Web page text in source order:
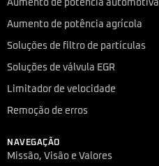
Aumento de potência automotiva
Aumento de potência agrícola
Soluções de filtro de partículas
Soluções de válvula EGR
Limitador de velocidade
Remoção de erros
NAVEGAÇÃO
Missão, Visão e Valores